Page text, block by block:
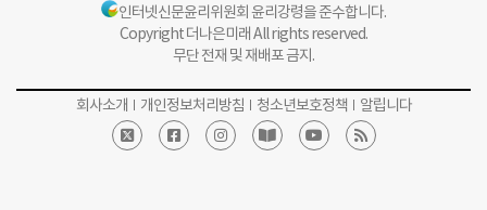
인터넷신문윤리위원회 윤리강령을 준수합니다.
Copyright 더나은미래 All rights reserved.
무단 전재 및 재배포 금지.
회사소개 개인정보처리방침 청소년보호정책 알립니다